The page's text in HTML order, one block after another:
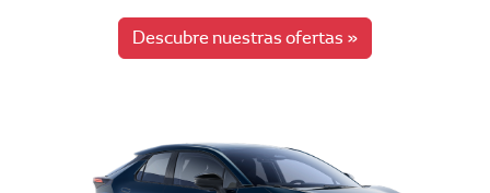
Descubre nuestras ofertas »